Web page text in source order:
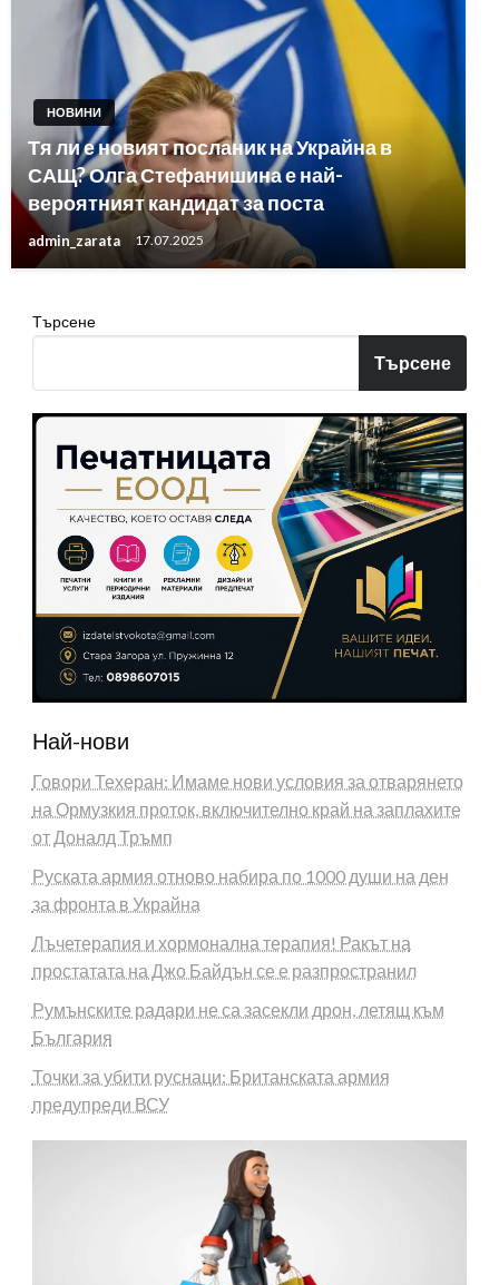
НОВИНИ
Тя ли е новият посланик на Украйна в
САЩ? Олга Стефанишина е най-
вероятният кандидат за поста
admin_zarata 17.07.2025
Търсене
Търсене
Най-нови
Говори Техеран: Имаме нови условия за отварянето
на Ормузкия проток, включително край на заплахите
от Доналд Тръмп
Руската армия отново набира по 1000 души на ден
за фронта в Украйна
Лъчетерапия и хормонална терапия! Ракът на
простатата на Джо Байдън се е разпространил
Румънските радари не са засекли дрон, летящ към
България
Точки за убити руснаци: Британската армия
предупреди ВСУ